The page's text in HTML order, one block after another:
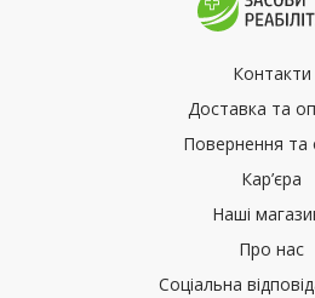
Контакти
Доставка та
Повернення та
Кар’єра
Наші
Про нас
Соціальна